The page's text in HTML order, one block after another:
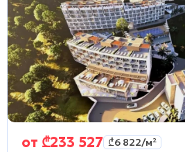
от ₾233 527 ₾6 822/м²